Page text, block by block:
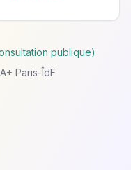
publique)
Paris-ÎdF